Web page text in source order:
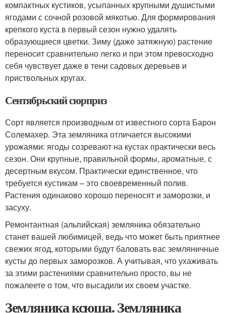
компактных кустиков, усыпанных крупными душистыми
ягодами с сочной розовой мякотью. Для формирования
крепкого куста в первый сезон нужно удалять
образующиеся цветки. Зиму (даже затяжную) растение
переносит сравнительно легко и при этом превосходно
себя чувствует даже в тени садовых деревьев и
приствольных кругах.
Сентябрьский сюрприз
Сорт является производным от известного сорта Барон
Солемахер. Эта земляника отличается высокими
урожаями: ягоды созревают на кустах практически весь
сезон. Они крупные, правильной формы, ароматные, с
десертным вкусом. Практически единственное, что
требуется кустикам – это своевременный полив.
Растения одинаково хорошо переносят и заморозки, и
засуху.
Ремонтантная (альпийская) земляника обязательно
станет вашей любимицей, ведь что может быть приятнее
свежих ягод, которыми будут баловать вас земляничные
кусты до первых заморозков. А учитывая, что ухаживать
за этими растениями сравнительно просто, вы не
пожалеете о том, что высадили их своем участке.
Земляника ксюша. Земляника